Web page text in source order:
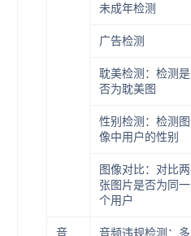
未成年检测
广告检测
耽美检测：检测是
否为耽美图
性别检测：检测图
像中用户的性别
图像对比：对比两
张图片是否为同一
个用户
音
音频违规检测：多